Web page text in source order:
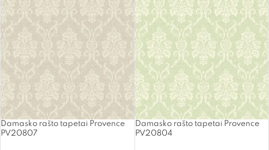
Damasko rašto tapetai Provence
PV20807
Damasko rašto tapetai Provence
PV20804